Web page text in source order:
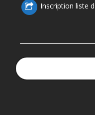
Inscription liste